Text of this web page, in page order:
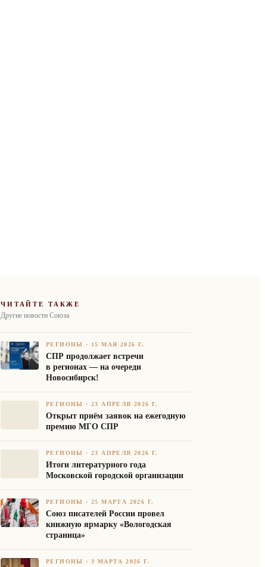
ЧИТАЙТЕ ТАКЖЕ
Другие новости Союза
РЕГИОНЫ · 15 МАЯ 2026 Г.
СПР продолжает встречи
в регионах — на очереди
Новосибирск!
РЕГИОНЫ ·23 АПРЕЛЯ 2026 Г.
Открыт приём заявок на ежегодную
премию МГО СПР
РЕГИОНЫ ·23 АПРЕЛЯ 2026 Г.
Итоги литературного года
Московской городской организации
РЕГИОНЫ ·25 МАРТА 2026 Г.
Союз писателей России провел
книжную ярмарку «Вологодская
страница»
РЕГИОНЫ ·3 МАРТА 2026 Г.